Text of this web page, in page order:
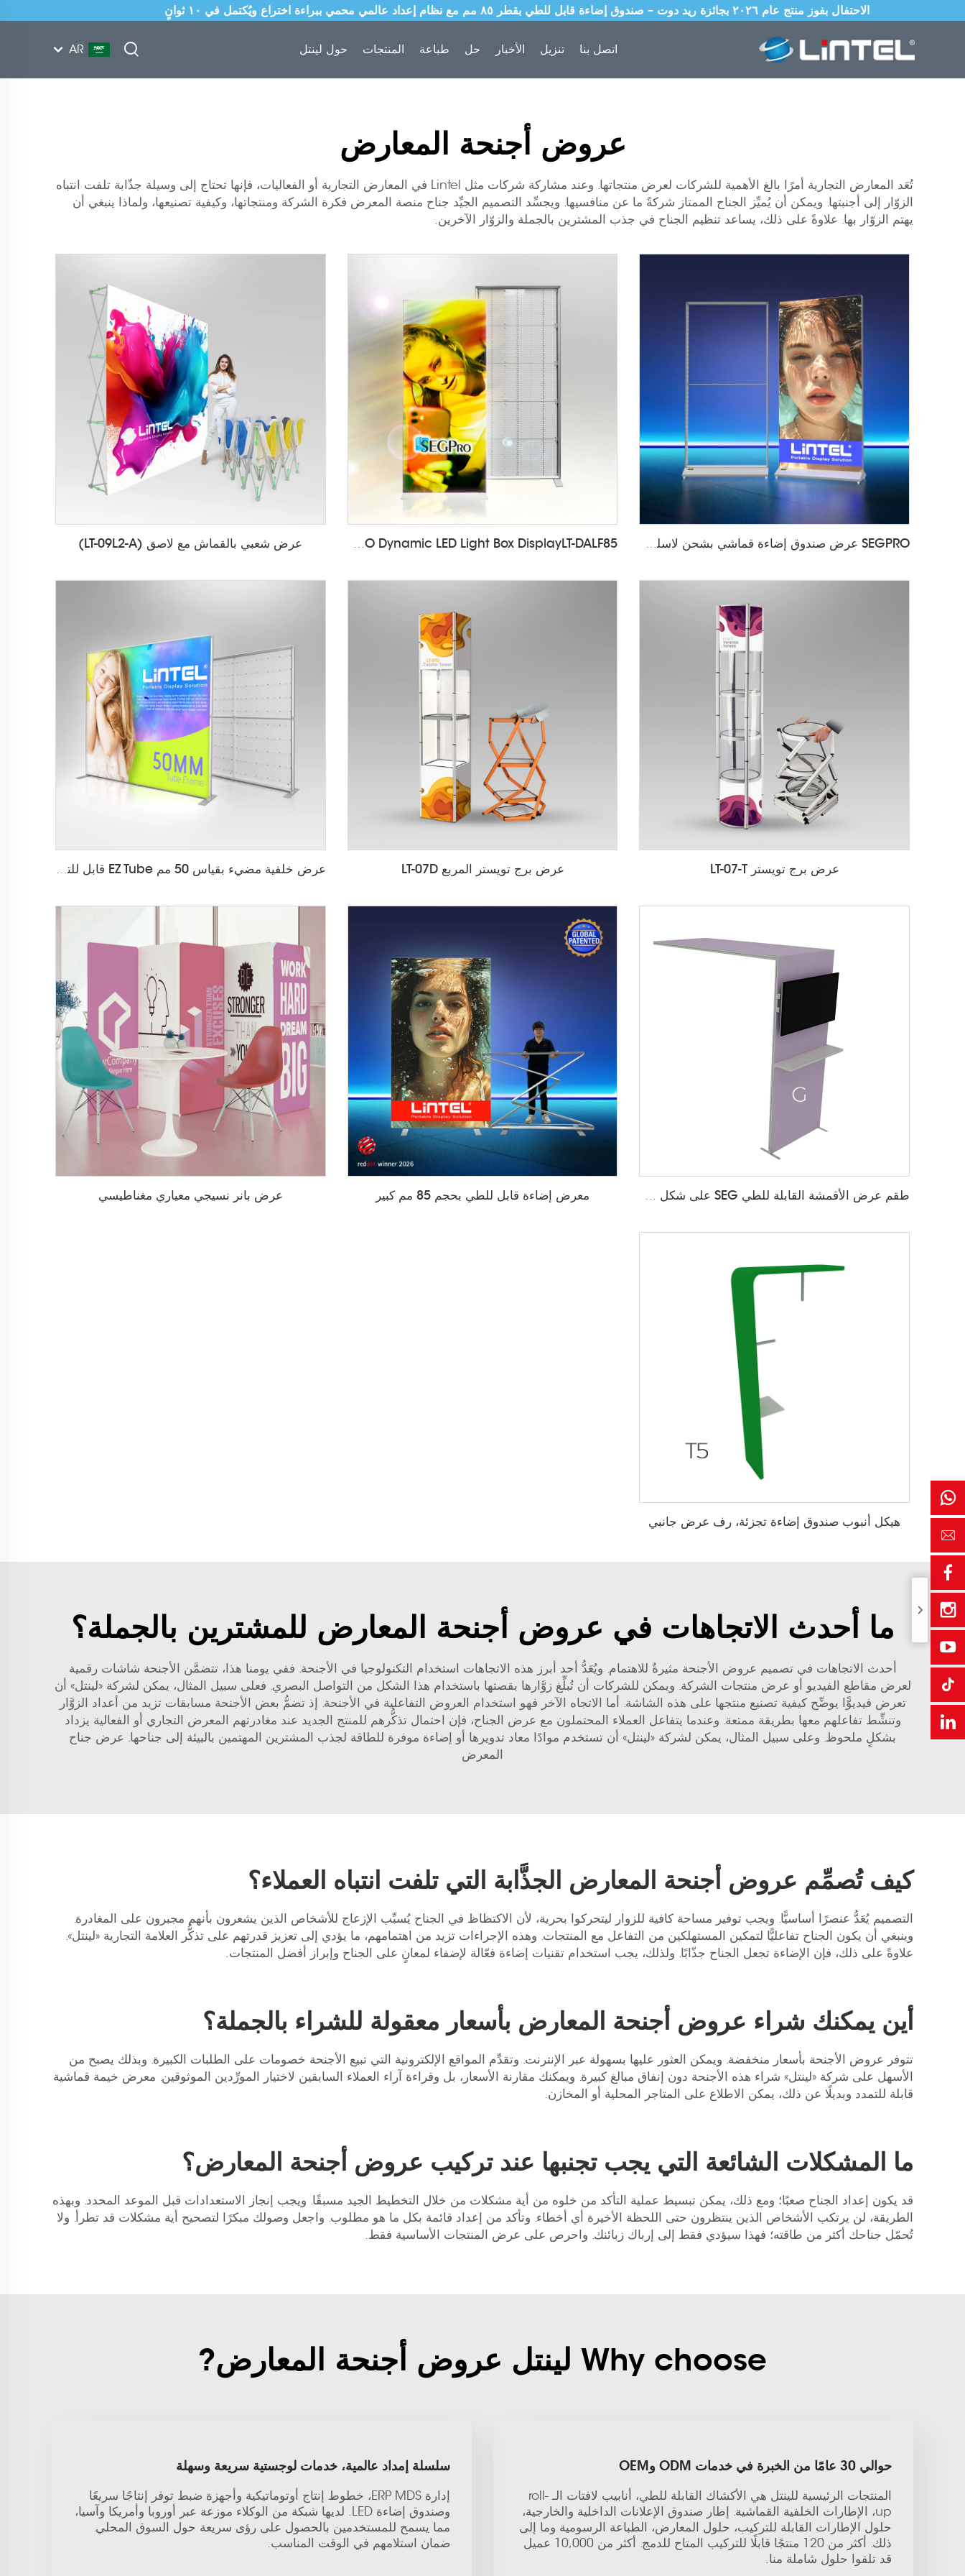
الاحتفال بفوز منتج عام ٢٠٢٦ بجائزة ريد دوت – صندوق إضاءة قابل للطي بقطر ٨٥ مم مع نظام إعداد عالمي محمي ببراءة اختراع ويُكتمل في ١٠ ثوانٍ
حول لينتل المنتجات طباعة حل الأخبار تنزيل اتصل بنا AR
عروض أجنحة المعارض
تُعَد المعارض التجارية أمرًا بالغ الأهمية للشركات لعرض منتجاتها. وعند مشاركة شركات مثل Lintel في المعارض التجارية أو الفعاليات، فإنها تحتاج إلى وسيلة جذّابة تلفت انتباه
الزوّار إلى أجنبتها. ويمكن أن يُميِّز الجناح الممتاز شركةً ما عن منافسيها. ويجسِّد التصميم الجيِّد جناح منصة المعرض فكرة الشركة ومنتجاتها، وكيفية تصنيعها، ولماذا ينبغي أن
يهتم الزوّار بها. علاوةً على ذلك، يساعد تنظيم الجناح في جذب المشترين بالجملة والزوّار الآخرين.
SEGPRO عرض صندوق إضاءة قماشي بشحن لاسلكي LT-ALF85-T3 SEGPRO Dynamic LED Light Box DisplayLT-DALF85 عرض شعبي بالقماش مع لاصق (LT-09L2-A)
عرض برج تويستر LT-07-T عرض برج تويستر المربع LT-07D عرض خلفية مضيء بقياس 50 مم EZ Tube قابل للتعديل
طقم عرض الأقمشة القابلة للطي SEG على شكل قوس معرض إضاءة قابل للطي بحجم 85 مم كبير عرض بانر نسيجي معياري مغناطيسي
هيكل أنبوب صندوق إضاءة تجزئة، رف عرض جانبي
ما أحدث الاتجاهات في عروض أجنحة المعارض للمشترين بالجملة؟
أحدث الاتجاهات في تصميم عروض الأجنحة مثيرةٌ للاهتمام. ويُعَدُّ أحد أبرز هذه الاتجاهات استخدام التكنولوجيا في الأجنحة. ففي يومنا هذا، تتضمَّن الأجنحة شاشات رقمية
لعرض مقاطع الفيديو أو عرض منتجات الشركة. ويمكن للشركات أن تُبلِّغ زوَّارها بقصتها باستخدام هذا الشكل من التواصل البصري. فعلى سبيل المثال، يمكن لشركة «لينتل» أن
تعرض فيديوًّا يوضِّح كيفية تصنيع منتجها على هذه الشاشة. أما الاتجاه الآخر فهو استخدام العروض التفاعلية في الأجنحة. إذ تضمُّ بعض الأجنحة مسابقات تزيد من أعداد الزوَّار
وتنشِّط تفاعلهم معها بطريقة ممتعة. وعندما يتفاعل العملاء المحتملون مع عرض الجناح، فإن احتمال تذكُّرهم للمنتج الجديد عند مغادرتهم المعرض التجاري أو الفعالية يزداد
بشكلٍ ملحوظ. وعلى سبيل المثال، يمكن لشركة «لينتل» أن تستخدم موادًا معاد تدويرها أو إضاءة موفرة للطاقة لجذب المشترين المهتمين بالبيئة إلى جناحها. عرض جناح
المعرض
كيف تُصمِّم عروض أجنحة المعارض الجذَّابة التي تلفت انتباه العملاء؟
التصميم يُعَدُّ عنصرًا أساسيًّا. ويجب توفير مساحة كافية للزوار ليتحركوا بحرية، لأن الاكتظاظ في الجناح يُسبِّب الإزعاج للأشخاص الذين يشعرون بأنهم مجبرون على المغادرة.
وينبغي أن يكون الجناح تفاعليًّا لتمكين المستهلكين من التفاعل مع المنتجات. وهذه الإجراءات تزيد من اهتمامهم، ما يؤدي إلى تعزيز قدرتهم على تذكُّر العلامة التجارية «لينتل».
علاوةً على ذلك، فإن الإضاءة تجعل الجناح جذّابًا. ولذلك، يجب استخدام تقنيات إضاءة فعّالة لإضفاء لمعانٍ على الجناح وإبراز أفضل المنتجات.
أين يمكنك شراء عروض أجنحة المعارض بأسعار معقولة للشراء بالجملة؟
تتوفر عروض الأجنحة بأسعار منخفضة. ويمكن العثور عليها بسهولة عبر الإنترنت. وتقدِّم المواقع الإلكترونية التي تبيع الأجنحة خصومات على الطلبات الكبيرة. وبذلك يصبح من
الأسهل على شركة «لينتل» شراء هذه الأجنحة دون إنفاق مبالغ كبيرة. ويمكنك مقارنة الأسعار، بل وقراءة آراء العملاء السابقين لاختيار المورِّدين الموثوقين. معرض خيمة قماشية
قابلة للتمدد وبديلًا عن ذلك، يمكن الاطلاع على المتاجر المحلية أو المخازن.
ما المشكلات الشائعة التي يجب تجنبها عند تركيب عروض أجنحة المعارض؟
قد يكون إعداد الجناح صعبًا؛ ومع ذلك، يمكن تبسيط عملية التأكد من خلوه من أية مشكلات من خلال التخطيط الجيد مسبقًا. ويجب إنجاز الاستعدادات قبل الموعد المحدد. وبهذه
الطريقة، لن يرتكب الأشخاص الذين ينتظرون حتى اللحظة الأخيرة أي أخطاء. وتأكد من إعداد قائمة بكل ما هو مطلوب. واجعل وصولك مبكرًا لتصحيح أية مشكلات قد تطرأ. ولا
تُحمّل جناحك أكثر من طاقته؛ فهذا سيؤدي فقط إلى إرباك زبائنك. واحرص على عرض المنتجات الأساسية فقط.
Why choose لينتل عروض أجنحة المعارض?
حوالي 30 عامًا من الخبرة في خدمات ODM وOEM
المنتجات الرئيسية للينتل هي الأكشاك القابلة للطي، أنابيب لافتات الـ roll-
up، الإطارات الخلفية القماشية. إطار صندوق الإعلانات الداخلية والخارجية،
حلول الإطارات القابلة للتركيب، حلول المعارض، الطباعة الرسومية وما إلى
ذلك. أكثر من 120 منتجًا قابلًا للتركيب المتاح للدمج. أكثر من 10,000 عميل
قد تلقوا حلول شاملة منا.
سلسلة إمداد عالمية، خدمات لوجستية سريعة وسهلة
إدارة ERP MDS، خطوط إنتاج أوتوماتيكية وأجهزة ضبط توفر إنتاجًا سريعًا
وصندوق إضاءة LED. لديها شبكة من الوكلاء موزعة عبر أوروبا وأمريكا وآسيا،
مما يسمح للمستخدمين بالحصول على رؤى سريعة حول السوق المحلي.
ضمان استلامهم في الوقت المناسب.